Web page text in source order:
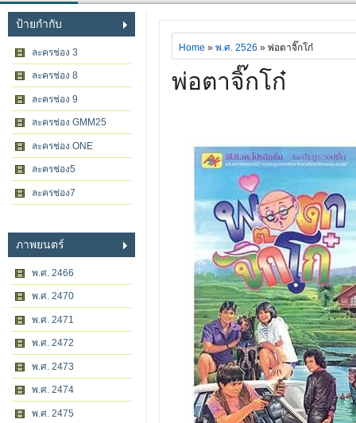
ป้ายกำกับ
ละครช่อง 3
ละครช่อง 8
ละครช่อง 9
ละครช่อง GMM25
ละครช่อง ONE
ละครช่อง5
ละครช่อง7
ภาพยนตร์
พ.ศ. 2466
พ.ศ. 2470
พ.ศ. 2471
พ.ศ. 2472
พ.ศ. 2473
พ.ศ. 2474
พ.ศ. 2475
Home » พ.ศ. 2526 » พ่อตาจิ๊กโก๋
พ่อตาจิ๊กโก๋